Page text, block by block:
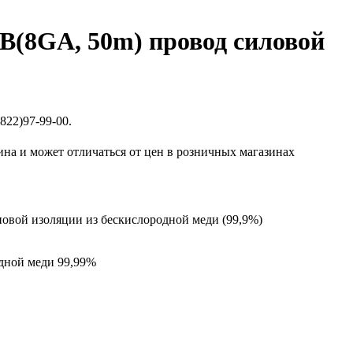
50m) провод силовой
99-00.
и может отличаться от цен в розничных магазинах
изоляции из бескислородной меди (99,9%)
меди 99,99%